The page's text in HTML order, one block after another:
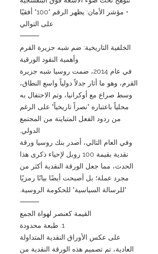
• مؤشر الأمان: يظهر الرقم "100" أفقيًا
على التوالي
⸻
الخلفية التاريخية: ضم شبه جزيرة القرم
وأهمية النقود الورقية
في عام 2014، ضمت روسيا شبه جزيرة
القرم، وهو ما أثار جدلاً دولياً واسع النطاق،
وسط صراع مع أوكرانيا، وتم الاحتفال به
محلياً باعتباره "نصراً تاريخياً" على الرغم
من ردود الفعل المتباينة من المجتمع
الدولي.
وفي العام التالي، أصدر بنك روسيا ورقة
نقدية بقيمة 100 روبل لإحياء ذكرى هذا
الحدث، مما جعل الورقة النقدية أكثر من
مجرد عملة؛ بل أصبحت أيضًا بيانًا رمزيًا
"للرسالة السياسية" للحكومة الروسية.
⸻
القيمة كعنصر لهواة الجمع
1. طبعة محدودة
على عكس الأوراق النقدية المتداولة
العادية، تم تصميم هذه الورقة النقدية من